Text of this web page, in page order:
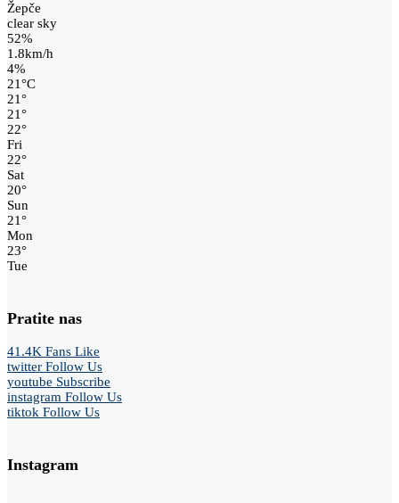
Žepče
clear sky
52%
1.8km/h
4%
21°C
21°
21°
22°
Fri
22°
Sat
20°
Sun
21°
Mon
23°
Tue
Pratite nas
41.4K Fans Like
twitter Follow Us
youtube Subscribe
instagram Follow Us
tiktok Follow Us
Instagram